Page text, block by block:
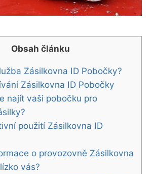
Obsah článku
Zásilkovna ID Pobočky?
Zásilkovna ID Pobočky
najít vaši pobočku pro
použití Zásilkovna ID
o provozovně Zásilkovna
vás?